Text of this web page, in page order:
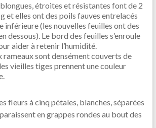
étroites et résistantes font de 2
et elles ont des poils fauves entrelacés
inférieure (les nouvelles feuilles ont des
dessous). Le bord des feuilles s’enroule
aider à retenir l’humidité.
rameaux sont densément couverts de
vieilles tiges prennent une couleur
fleurs à cinq pétales, blanches, séparées
en grappes rondes au bout des